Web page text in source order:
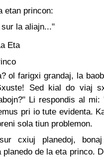
etan princon:
la aliajn..."
ol farigxi grandaj, la
Sed kial do viaj
Li respondis al mi:
pri io tute evidenta.
sola tiun problemon.
cxiuj planedoj,
de la eta princo.